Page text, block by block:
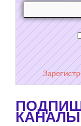
КАНАЛЫ